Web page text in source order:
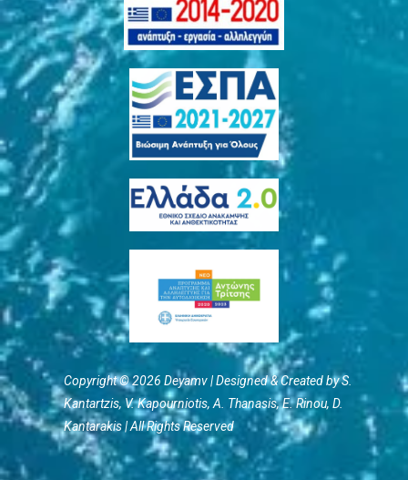
Copyright © 2026 Deyamv | Designed & Created by S.
Kantartzis, V. Kapourniotis, Α. Thanasis, E. Rinou, D.
Kantarakis | All Rights Reserved